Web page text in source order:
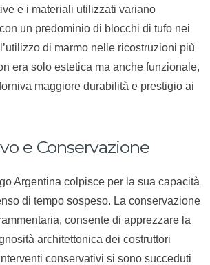
e i materiali utilizzati variano
un predominio di blocchi di tufo nei
di marmo nelle ricostruzioni più
era solo estetica ma anche funzionale,
maggiore durabilità e prestigio ai
e Conservazione
Argentina colpisce per la sua capacità
di tempo sospeso. La conservazione
consente di apprezzare la
architettonica dei costruttori
conservativi si sono succeduti